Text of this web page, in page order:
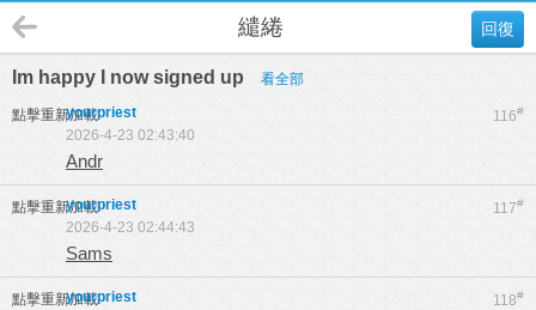
回復
繾綣
Im happy I now signed up 看全部
點擊重新加載 116#
yourpriest
2026-4-23 02:43:40
Andr
點擊重新加載 117#
yourpriest
2026-4-23 02:44:43
Sams
點擊重新加載 118#
yourpriest